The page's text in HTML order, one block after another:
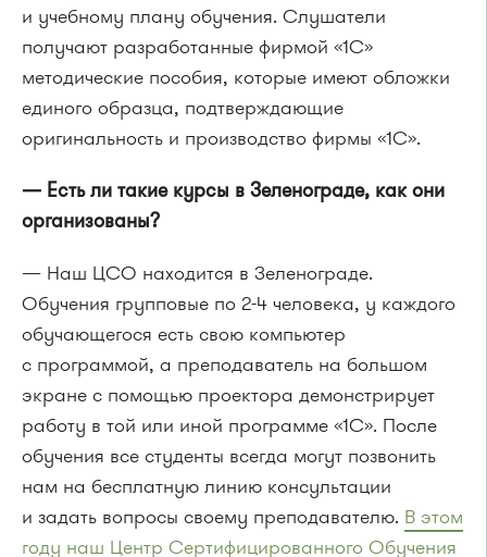
и учебному плану обучения. Слушатели
получают разработанные фирмой «1С»
методические пособия, которые имеют обложки
единого образца, подтверждающие
оригинальность и производство фирмы «1С».
— Есть ли такие курсы в Зеленограде, как они
организованы?
— Наш ЦСО находится в Зеленограде.
Обучения групповые по 2-4 человека, у каждого
обучающегося есть свою компьютер
с программой, а преподаватель на большом
экране с помощью проектора демонстрирует
работу в той или иной программе «1С». После
обучения все студенты всегда могут позвонить
нам на бесплатную линию консультации
и задать вопросы своему преподавателю. В этом
году наш Центр Сертифицированного Обучения